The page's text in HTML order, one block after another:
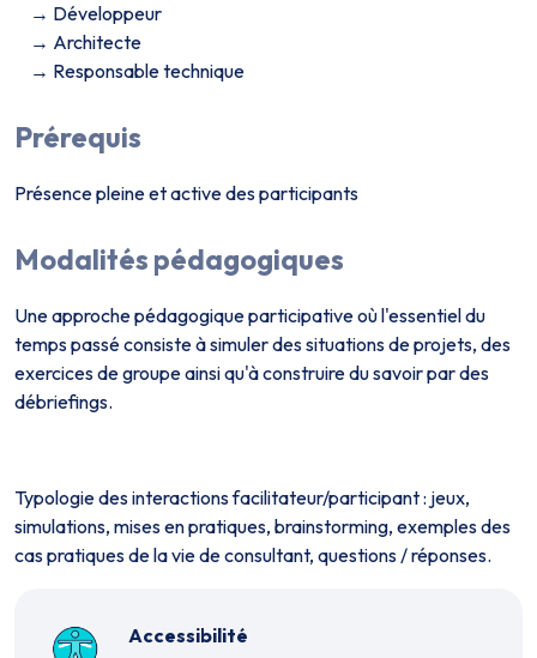
Développeur
Architecte
Responsable technique
Prérequis
Présence pleine et active des participants
Modalités pédagogiques
Une approche pédagogique participative où l'essentiel du
temps passé consiste à simuler des situations de projets, des
exercices de groupe ainsi qu'à construire du savoir par des
débriefings.
Typologie des interactions facilitateur/participant : jeux,
simulations, mises en pratiques, brainstorming, exemples des
cas pratiques de la vie de consultant, questions / réponses.
Accessibilité